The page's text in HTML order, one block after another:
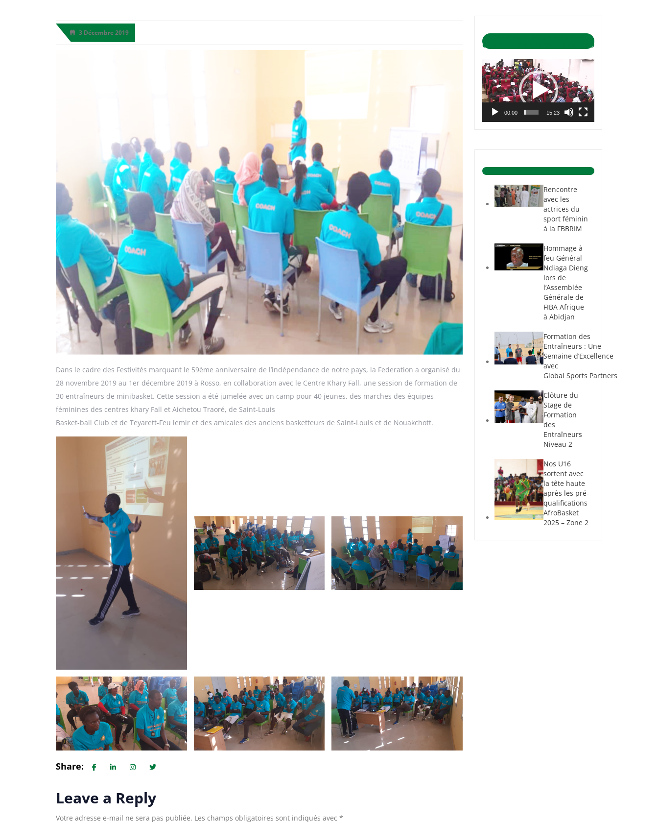
3 Décembre 2019
Dans le cadre des Festivités marquant le 59ème anniversaire de l’indépendance de notre pays, la Federation a organisé du
28 novembre 2019 au 1er décembre 2019 à Rosso, en collaboration avec le Centre Khary Fall, une session de formation de
30 entraîneurs de minibasket. Cette session a été jumelée avec un camp pour 40 jeunes, des marches des équipes
féminines des centres khary Fall et Aichetou Traoré, de Saint-Louis
Basket-ball Club et de Teyarett-Feu lemir et des amicales des anciens basketteurs de Saint-Louis et de Nouakchott.
Share:
Leave a Reply
Votre adresse e-mail ne sera pas publiée. Les champs obligatoires sont indiqués avec *
CÉRÉMONIE D’OUVERTURE DU
CAMP DE BASKET-BALL 1-04-2019
Lecteur
vidéo
00:00 15:23
Rencontre
avec les
actrices du
sport féminin
à la FBBRIM
Hommage à
feu Général
Ndiaga Dieng
lors de
l’Assemblée
Générale de
FIBA Afrique
à Abidjan
Formation des
Entraîneurs : Une
Semaine d’Excellence
avec
Global Sports Partners
Clôture du
Stage de
Formation
des
Entraîneurs
Niveau 2
Nos U16
sortent avec
la tête haute
après les pré-
qualifications
AfroBasket
2025 – Zone 2